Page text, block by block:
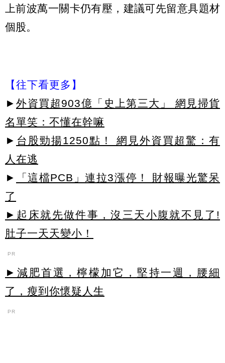
上前波萬一關卡仍有壓，建議可先留意具題材
個股。
【往下看更多】
► 外資買超903億「史上第三大」 網見掃貨
名單笑：不懂在幹嘛
► 台股勁揚1250點！ 網見外資買超驚：有
人在逃
►
「這檔PCB」連拉3漲停！ 財報曝光驚呆
了
►起床就先做件事，沒三天小腹就不見了!
肚子一天天變小！
PR
►減肥首選，檸檬加它，堅持一週，腰細
了，瘦到你懷疑人生
PR